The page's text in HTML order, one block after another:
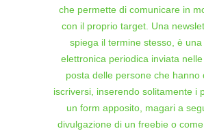
che permette di comunicare in
con il proprio target. Una
spiega il termine stesso, è
elettronica periodica inviata
posta delle persone che hanno
iscriversi, inserendo solitamente i
un form apposito, magari a
divulgazione di un freebie o